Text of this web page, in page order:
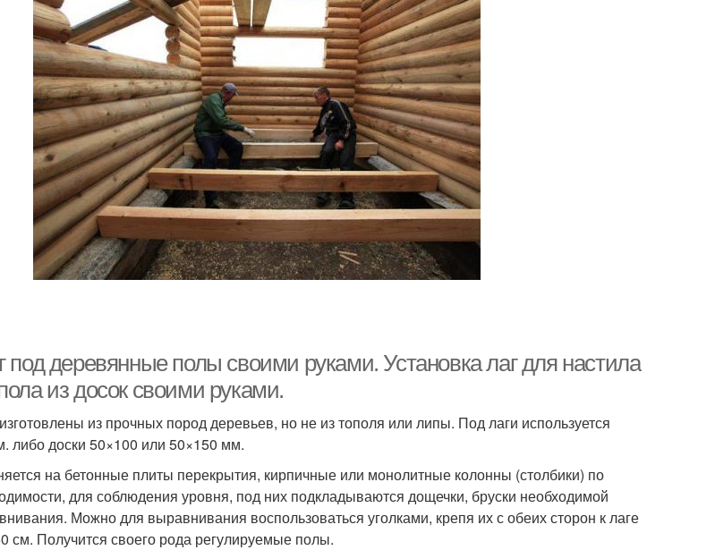
под деревянные полы своими руками. Установка лаг для настила
из досок своими руками.
из прочных пород деревьев, но не из тополя или липы. Под лаги используется
либо доски 50×100 или 50×150 мм.
на бетонные плиты перекрытия, кирпичные или монолитные колонны (столбики) по
для соблюдения уровня, под них подкладываются дощечки, бруски необходимой
Можно для выравнивания воспользоваться уголками, крепя их с обеих сторон к лаге
см. Получится своего рода регулируемые полы.